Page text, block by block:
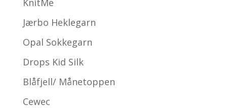
KnitMe
Jærbo Heklegarn
Opal Sokkegarn
Drops Kid Silk
Blåfjell/ Månetoppen
Cewec